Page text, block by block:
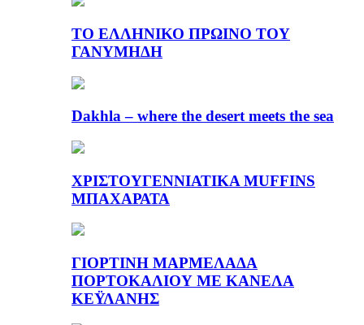
ΤΟ ΕΛΛΗΝΙΚΟ ΠΡΩΙΝΟ ΤΟΥ
ΓΑΝΥΜΗΔΗ
Dakhla – where the desert meets the sea
ΧΡΙΣΤΟΥΓΕΝΝΙΑΤΙΚΑ MUFFINS
ΜΠΑΧΑΡΑΤΑ
ΓΙΟΡΤΙΝΗ ΜΑΡΜΕΛΑΔΑ
ΠΟΡΤΟΚΑΛΙΟΥ ΜΕ ΚΑΝΕΛΑ
ΚΕΫΛΑΝΗΣ